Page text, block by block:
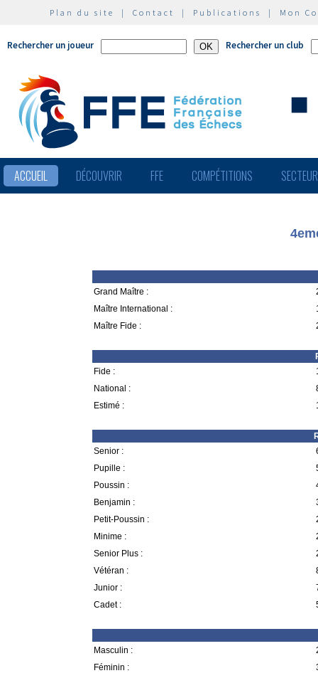
Plan du site | Contact | Publications | Mon
Rechercher un joueur Rechercher un club
ACCUEIL DÉCOUVRIR FFE COMPÉTITIONS
Grand Maître :
Maître International :
Maître Fide :
Fide :
National :
Estimé :
Senior :
Pupille :
Poussin :
Benjamin :
Petit-Poussin :
Minime :
Senior Plus :
Vétéran :
Junior :
Cadet :
Masculin :
Féminin :